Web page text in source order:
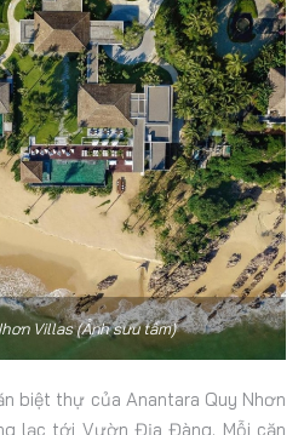
Villas (Ảnh sưu tầm)
biệt thự của Anantara Quy Nhơn
lạc tới Vườn Địa Đàng. Mỗi căn